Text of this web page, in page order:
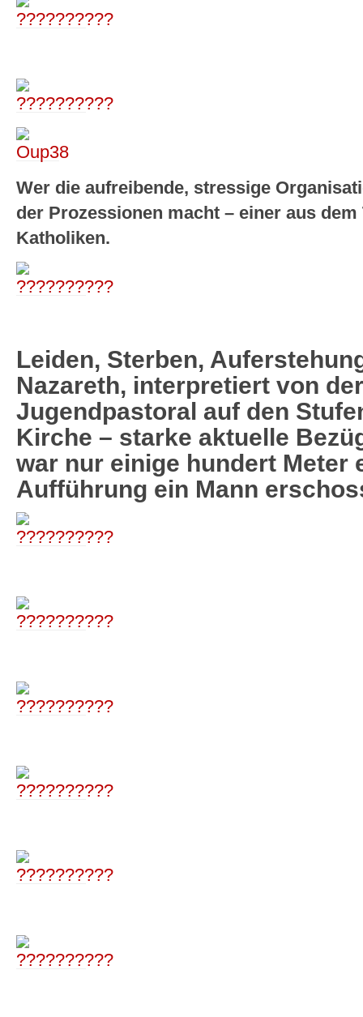
Wer die aufreibende, stressige
der Prozessionen macht – einer aus dem
Katholiken.
Leiden, Sterben,
Nazareth, interpretiert von
Jugendpastoral auf den
Kirche – starke aktuelle
war nur einige hundert Meter
Aufführung ein Mann